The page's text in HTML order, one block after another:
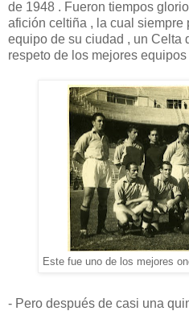
de 1948 . Fueron tiempos
afición celtiña , la cual siempre
equipo de su ciudad , un Celta
respeto de los mejores
Este fue uno de los mejores
- Pero después de casi una